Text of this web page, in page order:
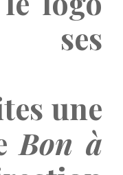
une
Bon à